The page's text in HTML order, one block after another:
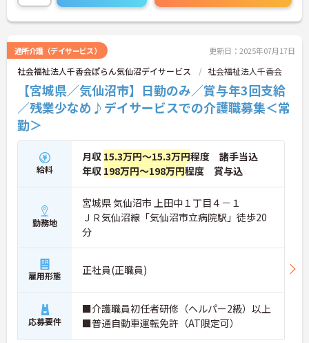
通所介護（デイサービス） 更新日：2025年07月17日
社会福祉法人千香会ぽらん気仙沼デイサービス 社会福祉法人千香会
【宮城県／気仙沼市】日勤のみ／賞与年3回支給
／残業少なめ♪デイサービスでの介護職募集＜常
勤＞
給料
月収 15.3万円～15.3万円程度 諸手当込
年収 198万円～198万円程度 賞与込
勤務地
宮城県 気仙沼市 上田中１丁目４－１
ＪＲ気仙沼線「気仙沼市立病院駅」徒歩20
分
雇用形態 正社員(正職員)
応募要件
■介護職員初任者研修（ヘルパー2級）以上
■普通自動車運転免許（AT限定可）